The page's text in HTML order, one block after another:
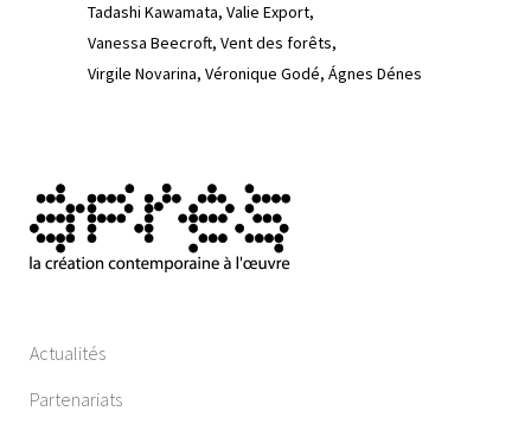
Tadashi Kawamata Valie Export
Vanessa Beecroft Vent des forêts
Virgile Novarina Véronique Godé Ágnes Dénes
Actualités
Partenariats